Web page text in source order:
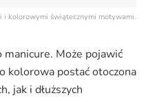
i kolorowymi świątecznymi motywami.
Może pojawić
kolorowa postać otoczona
jak i dłuższych